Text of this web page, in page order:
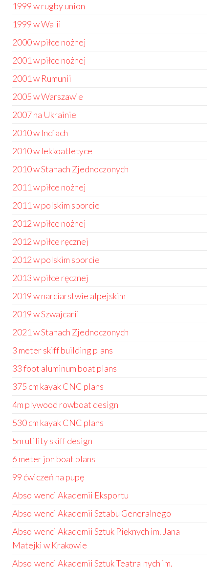
1999 w rugby union
1999 w Walii
2000 w piłce nożnej
2001 w piłce nożnej
2001 w Rumunii
2005 w Warszawie
2007 na Ukrainie
2010 w Indiach
2010 w lekkoatletyce
2010 w Stanach Zjednoczonych
2011 w piłce nożnej
2011 w polskim sporcie
2012 w piłce nożnej
2012 w piłce ręcznej
2012 w polskim sporcie
2013 w piłce ręcznej
2019 w narciarstwie alpejskim
2019 w Szwajcarii
2021 w Stanach Zjednoczonych
3 meter skiff building plans
33 foot aluminum boat plans
375 cm kayak CNC plans
4m plywood rowboat design
530 cm kayak CNC plans
5m utility skiff design
6 meter jon boat plans
99 ćwiczeń na pupę
Absolwenci Akademii Eksportu
Absolwenci Akademii Sztabu Generalnego
Absolwenci Akademii Sztuk Pięknych im. Jana
Matejki w Krakowie
Absolwenci Akademii Sztuk Teatralnych im.